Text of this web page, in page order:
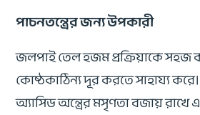
পাচনতন্ত্রের জন্য উপকারী
জলপাই তেল হজম প্রক্রিয়াকে সহজ
কোষ্ঠকাঠিন্য দূর করতে সাহায্য
অ্যাসিড অন্ত্রের মসৃণতা বজায় রাখে